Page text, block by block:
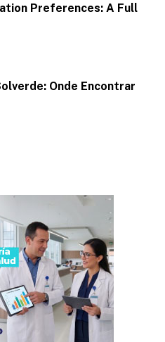
Preferences: A Full
Onde Encontrar